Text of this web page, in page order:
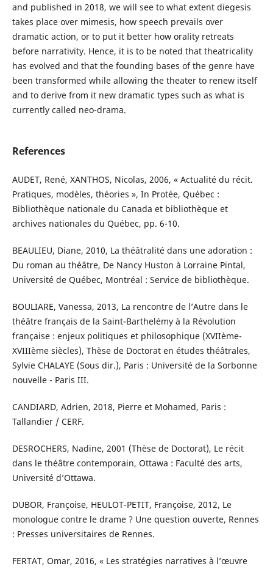
and published in 2018, we will see to what extent diegesis
takes place over mimesis, how speech prevails over
dramatic action, or to put it better how orality retreats
before narrativity. Hence, it is to be noted that theatricality
has evolved and that the founding bases of the genre have
been transformed while allowing the theater to renew itself
and to derive from it new dramatic types such as what is
currently called neo-drama.
References
AUDET, René, XANTHOS, Nicolas, 2006, « Actualité du récit.
Pratiques, modèles, théories », In Protée, Québec :
Bibliothèque nationale du Canada et bibliothèque et
archives nationales du Québec, pp. 6-10.
BEAULIEU, Diane, 2010, La théâtralité dans une adoration :
Du roman au théâtre, De Nancy Huston à Lorraine Pintal,
Université de Québec, Montréal : Service de bibliothèque.
BOULIARE, Vanessa, 2013, La rencontre de l’Autre dans le
théâtre français de la Saint-Barthelémy à la Révolution
française : enjeux politiques et philosophique (XVIIème-
XVIIIème siècles), Thèse de Doctorat en études théâtrales,
Sylvie CHALAYE (Sous dir.), Paris : Université de la Sorbonne
nouvelle - Paris III.
CANDIARD, Adrien, 2018, Pierre et Mohamed, Paris :
Tallandier / CERF.
DESROCHERS, Nadine, 2001 (Thèse de Doctorat), Le récit
dans le théâtre contemporain, Ottawa : Faculté des arts,
Université d’Ottawa.
DUBOR, Françoise, HEULOT-PETIT, Françoise, 2012, Le
monologue contre le drame ? Une question ouverte, Rennes
: Presses universitaires de Rennes.
FERTAT, Omar, 2016, « Les stratégies narratives à l’œuvre